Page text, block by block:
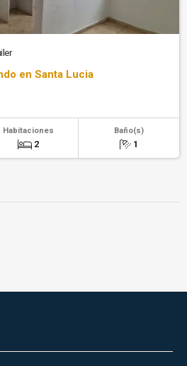
en Santa Lucia
Habitaciones
2
Baño(s)
1